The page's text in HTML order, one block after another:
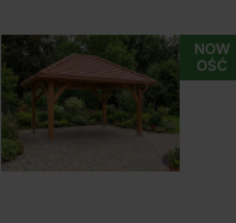
NOW
OŚĆ